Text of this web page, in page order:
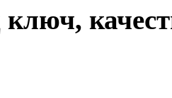
ключ,